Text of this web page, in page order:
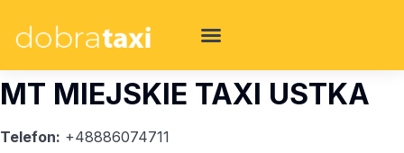
MT MIEJSKIE TAXI USTKA
Telefon: +48886074711